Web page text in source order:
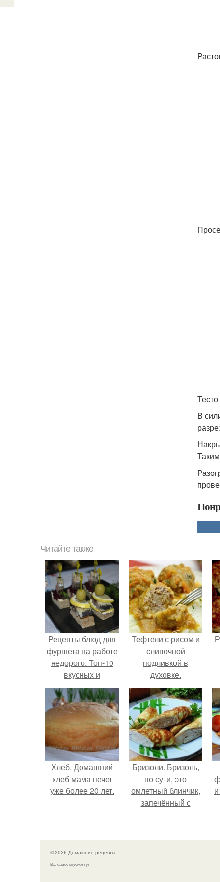
В
Читайте также
Рецепты блюд для
фуршета на работе
недорого. Топ-10
вкусных и
недорогих закусок
для фуршета на
работе
Тефтели с рисом и
сливочной
подливкой в
духовке.
Хлеб. Домашний
хлеб мама печет
уже более 20 лет.
Бризоли. Бризоль,
по сути, это
омлетный блинчик,
запечённый с
© 2026 Домашние рецепты
Все самое вкусное тут